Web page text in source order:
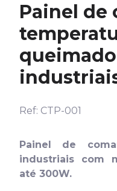
Painel de
Ref: CTP-001
Painel de
industriais com
até 300W.